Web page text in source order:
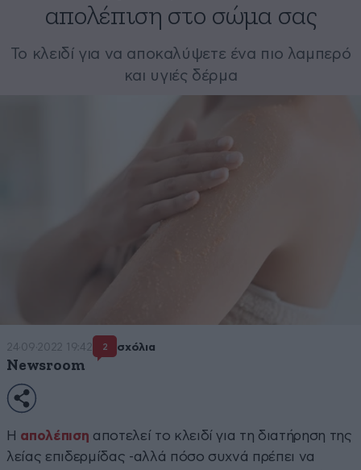
απολέπιση στο σώμα σας
Το κλειδί για να αποκαλύψετε ένα πιο λαμπερό
και υγιές δέρμα
24·09·2022 19:42 2 σχόλια
Newsroom
Η απολέπιση αποτελεί το κλειδί για τη διατήρηση της
λείας επιδερμίδας -αλλά πόσο συχνά πρέπει να